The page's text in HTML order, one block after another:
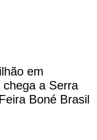
em
a Serra
Boné Brasil